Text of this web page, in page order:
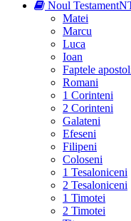
Noul Testament
Matei
Marcu
Luca
Ioan
Faptele
Romani
1 Corinteni
2 Corinteni
Galateni
Efeseni
Filipeni
Coloseni
1 Tesaloniceni
2 Tesaloniceni
1 Timotei
2 Timotei